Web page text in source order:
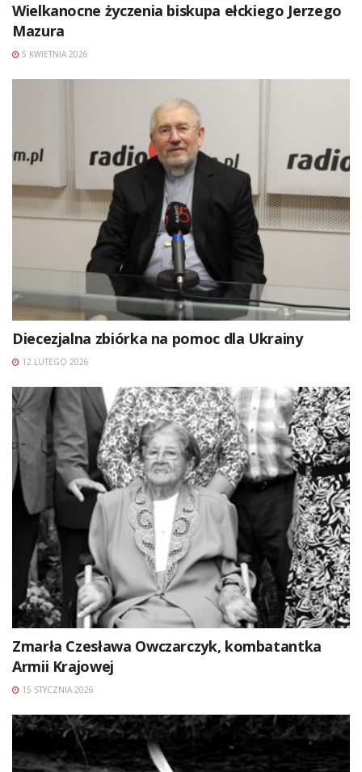
Wielkanocne życzenia biskupa ełckiego Jerzego
Mazura
5 KWIETNIA 2026
Diecezjalna zbiórka na pomoc dla Ukrainy
12 LUTEGO 2026
Zmarła Czesława Owczarczyk, kombatantka
Armii Krajowej
15 STYCZNIA 2026